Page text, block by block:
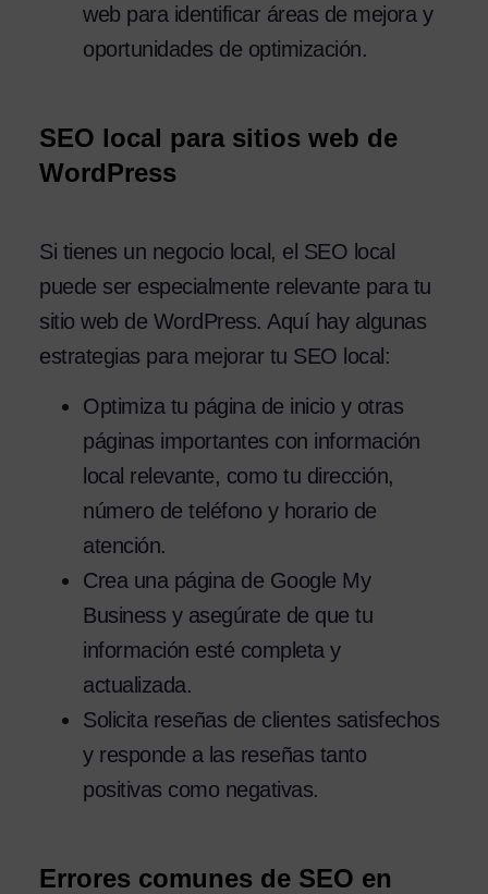
web para identificar áreas de mejora y
oportunidades de optimización.
SEO local para sitios web de
WordPress
Si tienes un negocio local, el SEO local
puede ser especialmente relevante para tu
sitio web de WordPress. Aquí hay algunas
estrategias para mejorar tu SEO local:
Optimiza tu página de inicio y otras
páginas importantes con información
local relevante, como tu dirección,
número de teléfono y horario de
atención.
Crea una página de Google My
Business y asegúrate de que tu
información esté completa y
actualizada.
Solicita reseñas de clientes satisfechos
y responde a las reseñas tanto
positivas como negativas.
Errores comunes de SEO en